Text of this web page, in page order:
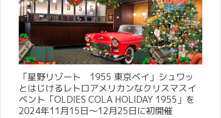
「星野リゾート 1955 東京ベイ」シュワッ
とはじけるレトロアメリカンなクリスマスイ
ベント「OLDIES COLA HOLIDAY 1955」を
2024年11月15日～12月25日に初開催